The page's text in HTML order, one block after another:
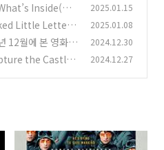
Inside(왓
2025.01.15
Little Letters
(3)
2025.01.08
12월에 본 영화
화)
(1)
2024.12.30
the Castle
2024.12.27